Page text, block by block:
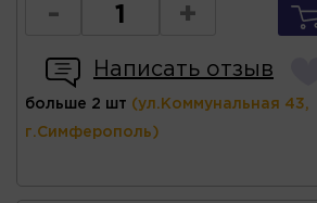
- +
Написать отзыв
больше 2 шт (ул.Коммунальная 43,
г.Симферополь)